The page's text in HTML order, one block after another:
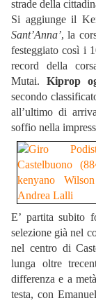
strade della
Si aggiunge il
Sant’Anna’, la
festeggiato così i
record della
Mutai. Kiprop
secondo
all’ultimo di
soffio nella
E’ partita subito
selezione già nel
nel centro di
lunga oltre
differenza e a
testa, con